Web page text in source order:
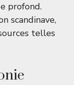
profond.
scandinave,
telles